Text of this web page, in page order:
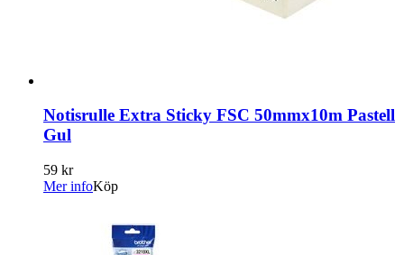
Notisrulle Extra Sticky FSC 50mmx10m Pastell
Gul
59 kr
Mer infoKöp